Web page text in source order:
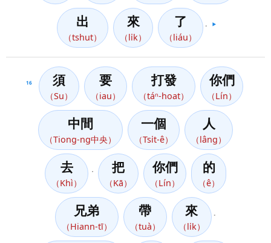
出
（tshut）
來
（li̍k）
了
（liáu）
▶️
16 須
（Su）
要
（iau）
打發
（táⁿ-hoat）
你們
（Lín）
中間
（Tiong-ng中央）
一個
（Tsi̍t-ê）
人
（lâng）
去
（Khì）
把
（Kā）
你們
（Lín）
的
（ê）
兄弟
（Hiann-tī）
帶
（tuà）
來
（li̍k）